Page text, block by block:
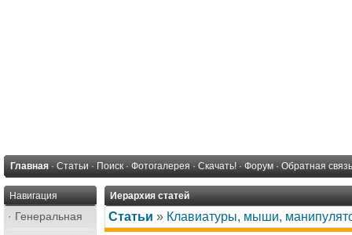
Главная · Статьи · Поиск · Фотогалерея · Скачать! · Форум · Обратная связь
Навигация
· Генеральная
Иерархия статей
Статьи » Клавиатуры, мыши,